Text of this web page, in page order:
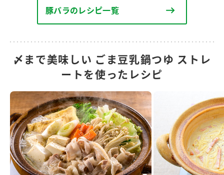
豚バラのレシピ一覧
〆まで美味しい ごま豆乳鍋つゆ ストレ
ートを使ったレシピ